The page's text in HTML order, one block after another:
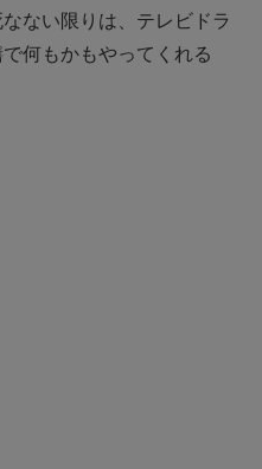
ない限りは、テレビドラ
何もかもやってくれる